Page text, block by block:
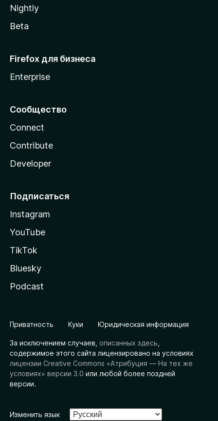
Nightly
Beta
Firefox для бизнеса
Enterprise
Сообщество
Connect
Contribute
Developer
Подписаться
Instagram
YouTube
TikTok
Bluesky
Podcast
Приватность Куки Юридическая информация
За исключением случаев, описанных здесь
содержимое этого сайта лицензировано на условиях
лицензии Creative Commons «Атрибуция — На тех же
условиях» версии 3.0 или любой более поздней
версии.
Изменить язык